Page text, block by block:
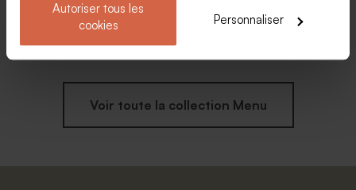
Autoriser tous les
cookies
Personnaliser
Menu mariage thème
champêtre
eucalyptus (calque)
Voir toute la collection Menu